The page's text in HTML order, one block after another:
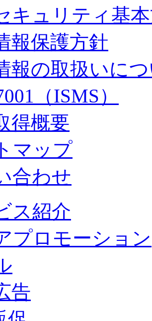
キュリティ基
報保護方針
報の取扱いに
（ISMS）
得概要
マップ
合わせ
ス紹介
プロモーション
告